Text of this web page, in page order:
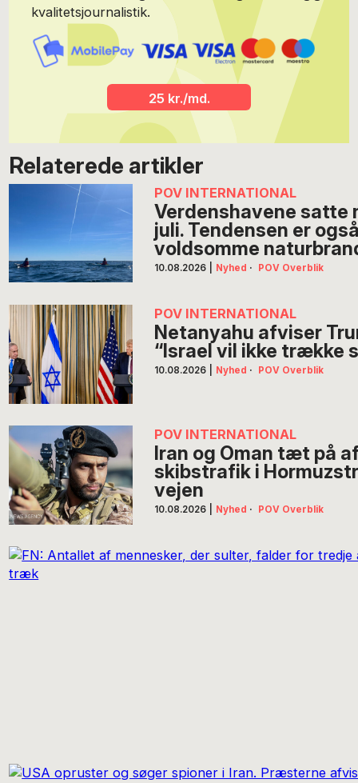
kvalitetsjournalistik.
25 kr./md.
Relaterede artikler
POV INTERNATIONAL
Verdenshavene satte
juli. Tendensen er
voldsomme
10.08.2026 Nyhed · POV Overblik
POV INTERNATIONAL
Netanyahu afviser
“Israel vil ikke trække
10.08.2026 Nyhed · POV Overblik
POV INTERNATIONAL
Iran og Oman tæt på
skibstrafik i
vejen
10.08.2026 Nyhed · POV Overblik